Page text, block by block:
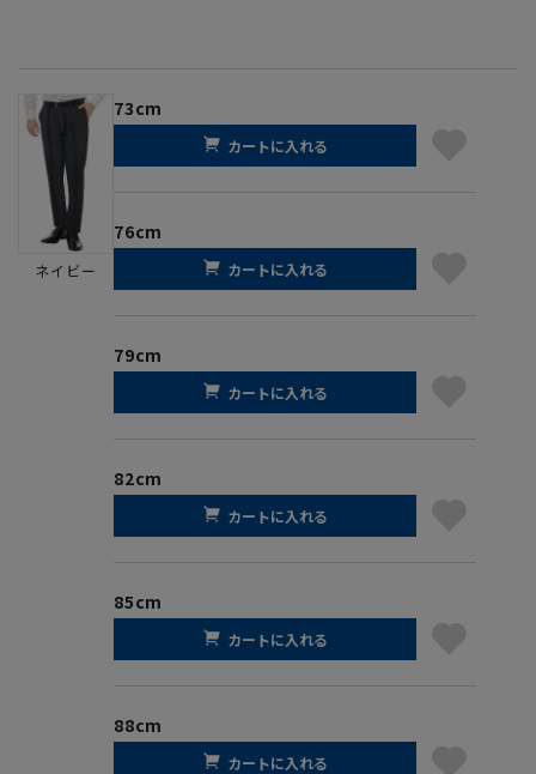
ネイビー
73cm
カートに入れる
76cm
カートに入れる
79cm
カートに入れる
82cm
カートに入れる
85cm
カートに入れる
88cm
カートに入れる